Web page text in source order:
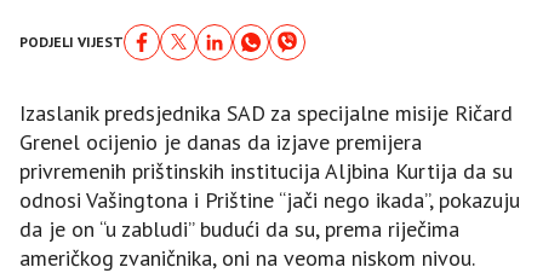
PODJELI VIJEST
Izaslanik predsjednika SAD za specijalne misije Ričard
Grenel ocijenio je danas da izjave premijera
privremenih prištinskih institucija Aljbina Kurtija da su
odnosi Vašingtona i Prištine “jači nego ikada”, pokazuju
da je on “u zabludi” budući da su, prema riječima
američkog zvaničnika, oni na veoma niskom nivou.